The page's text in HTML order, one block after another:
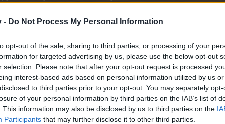
- Do Not Process My Personal Information
opt-out of the sale, sharing to third parties, or processing of your
for targeted advertising by us, please use the below opt-out
selection. Please note that after your opt-out request is processed
interest-based ads based on personal information utilized by us
to third parties prior to your opt-out. You may separately
of your personal information by third parties on the IAB’s list of
This information may also be disclosed by us to third parties on the
Participants that may further disclose it to other third parties.
се, ако нямате собствен акаунт. Ние очакваме с
Уважаеми играчи на Фармерама!
Днес празнуваме 12-ия рожден ден на Фармерама!
ви благодари за 12-те невероятно зашеметяващи години:
12-ия рожден ден! Леле, това е като цяла вечност и 12 години
Не може да не се гордеем - особено като имаме най-добрата